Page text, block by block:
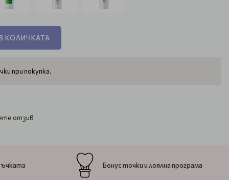
КОЛИЧКАТА
при покупка.
отзив
Бонус точки и лоялна програма